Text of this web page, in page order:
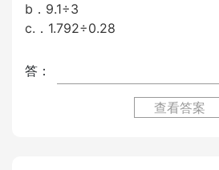
b．9.1÷3
c.．1.792÷0.28
答：
查看答案